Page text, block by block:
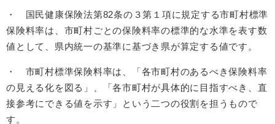
・ 国民健康保険法第82条の３第１項に規定する市町村標準
保険料率は、市町村ごとの保険料率の標準的な水準を表す数
値として、県内統一の基準に基づき県が算定する値です。
・ 市町村標準保険料率は、「各市町村のあるべき保険料率
の見える化を図る」、「各市町村が具体的に目指すべき、直
接参考にできる値を示す」という二つの役割を担うもので
す。